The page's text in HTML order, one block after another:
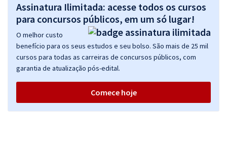
Assinatura Ilimitada: acesse todos os cursos
para concursos públicos, em um só lugar!
O melhor custo
benefício para os seus estudos e seu bolso. São mais de 25 mil
cursos para todas as carreiras de concursos públicos, com
garantia de atualização pós-edital.
Comece hoje